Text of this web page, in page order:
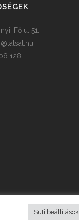
Fő u. 51.
128
Süti beállítások